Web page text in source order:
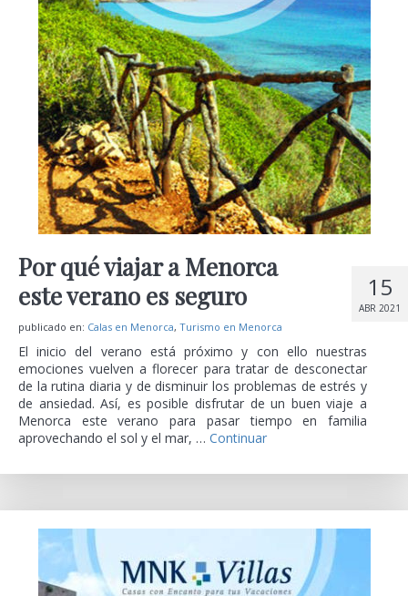
15
ABR 2021
Por qué viajar a Menorca
este verano es seguro
publicado en: Calas en Menorca, Turismo en Menorca
El inicio del verano está próximo y con ello nuestras
emociones vuelven a florecer para tratar de desconectar
de la rutina diaria y de disminuir los problemas de estrés y
de ansiedad. Así, es posible disfrutar de un buen viaje a
Menorca este verano para pasar tiempo en familia
aprovechando el sol y el mar, … Continuar